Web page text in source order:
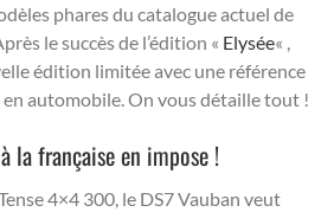
phares du catalogue actuel de
le succès de l’édition « Elysée« ,
édition limitée avec une référence
automobile. On vous détaille tout !
la française en impose !
4×4 300, le DS7 Vauban veut